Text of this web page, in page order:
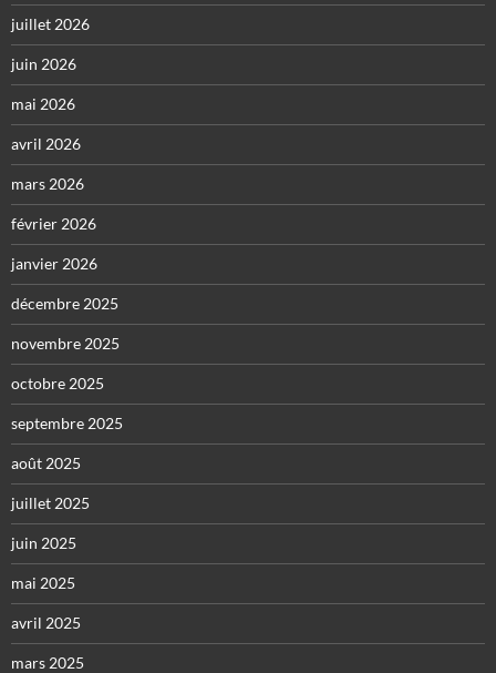
juillet 2026
juin 2026
mai 2026
avril 2026
mars 2026
février 2026
janvier 2026
décembre 2025
novembre 2025
octobre 2025
septembre 2025
août 2025
juillet 2025
juin 2025
mai 2025
avril 2025
mars 2025